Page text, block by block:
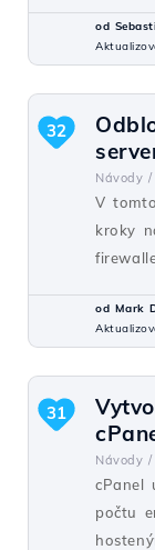
od
Návody /
V
kroky
32
od Mark
Návody /
cPanel
počtu
31